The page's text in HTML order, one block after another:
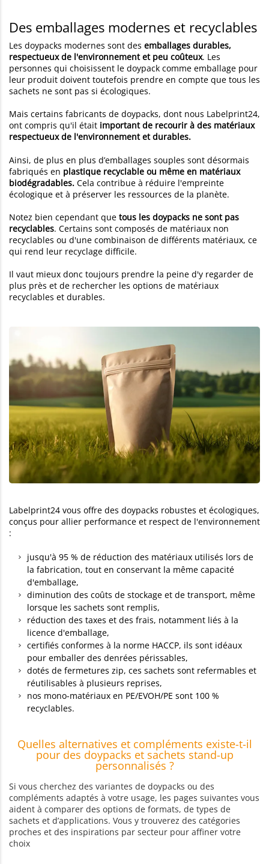
Des emballages modernes et recyclables
Les doypacks modernes sont des emballages durables,
respectueux de l'environnement et peu coûteux. Les
personnes qui choisissent le doypack comme emballage pour
leur produit doivent toutefois prendre en compte que tous les
sachets ne sont pas si écologiques.
Mais certains fabricants de doypacks, dont nous Labelprint24,
ont compris qu'il était important de recourir à des matériaux
respectueux de l'environnement et durables.
Ainsi, de plus en plus d’emballages souples sont désormais
fabriqués en plastique recyclable ou même en matériaux
biodégradables. Cela contribue à réduire l'empreinte
écologique et à préserver les ressources de la planète.
Notez bien cependant que tous les doypacks ne sont pas
recyclables. Certains sont composés de matériaux non
recyclables ou d'une combinaison de différents matériaux, ce
qui rend leur recyclage difficile.
Il vaut mieux donc toujours prendre la peine d'y regarder de
plus près et de rechercher les options de matériaux
recyclables et durables.
Labelprint24 vous offre des doypacks robustes et écologiques,
conçus pour allier performance et respect de l'environnement
:
jusqu'à 95 % de réduction des matériaux utilisés lors de
la fabrication, tout en conservant la même capacité
d'emballage,
diminution des coûts de stockage et de transport, même
lorsque les sachets sont remplis,
réduction des taxes et des frais, notamment liés à la
licence d'emballage,
certifiés conformes à la norme HACCP, ils sont idéaux
pour emballer des denrées périssables,
dotés de fermetures zip, ces sachets sont refermables et
réutilisables à plusieurs reprises,
nos mono-matériaux en PE/EVOH/PE sont 100 %
recyclables.
Quelles alternatives et compléments existe-t-il
pour des doypacks et sachets stand-up
personnalisés ?
Si vous cherchez des variantes de doypacks ou des
compléments adaptés à votre usage, les pages suivantes vous
aident à comparer des options de formats, de types de
sachets et d’applications. Vous y trouverez des catégories
proches et des inspirations par secteur pour affiner votre
choix